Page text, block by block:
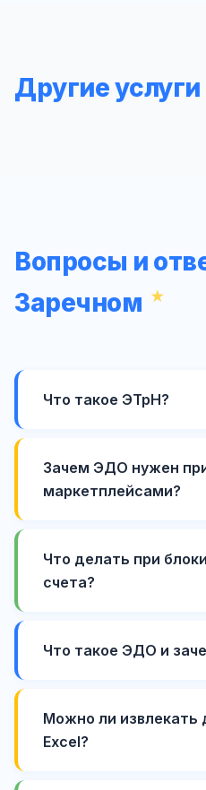
Другие
Вопросы и
Заречном
Что такое ЭТрН?
Зачем ЭДО нужен
маркетплейсами?
Что делать при
счета?
Что такое ЭДО и
Можно ли извлекать
Excel?